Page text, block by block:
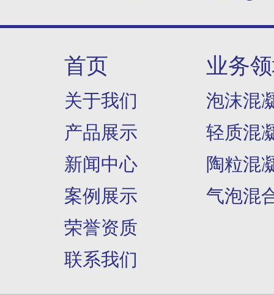
首页
关于我们
产品展示
新闻中心
案例展示
荣誉资质
联系我们
业务
泡沫混
轻质混
陶粒混
气泡混